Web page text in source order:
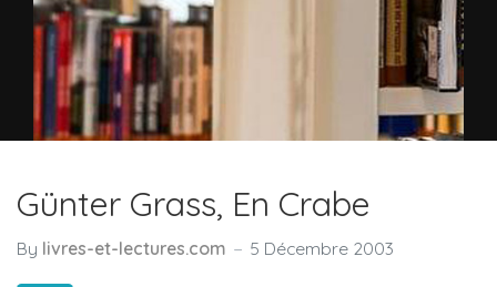
Günter Grass, En Crabe
By livres-et-lectures.com 5 Décembre 2003